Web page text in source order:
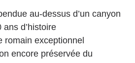
au-dessus d’un canyon
d’histoire
romain exceptionnel
encore préservée du